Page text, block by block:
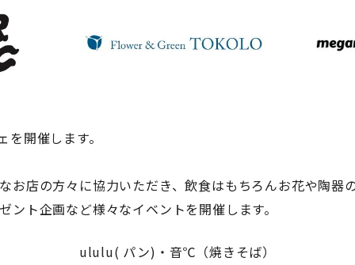
開催します。
お店の方々に協力いただき、飲食はもちろんお花や陶器
ント企画など様々なイベントを開催します。
ululu( パン)・音℃（焼きそば）